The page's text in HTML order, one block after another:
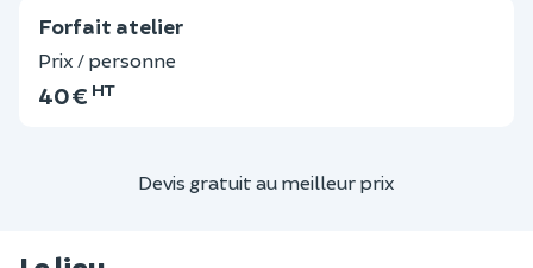
Forfait atelier
Prix / personne
40 € HT
Devis gratuit au meilleur prix